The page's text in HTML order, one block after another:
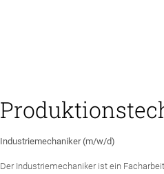
Industriemechaniker (m/w/d)
Der Industriemechaniker ist ein